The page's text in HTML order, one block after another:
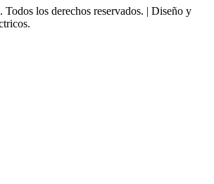
los derechos reservados. | Diseño y